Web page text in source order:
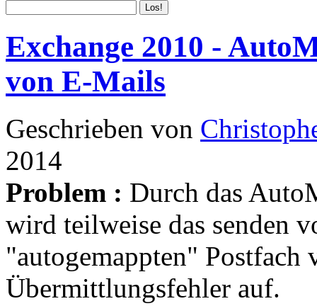
Exchange 2010 -
von E-Mails
Geschrieben von
2014
Problem : Durch das
wird teilweise das senden
"autogemappten"
Übermittlungsfehler auf.